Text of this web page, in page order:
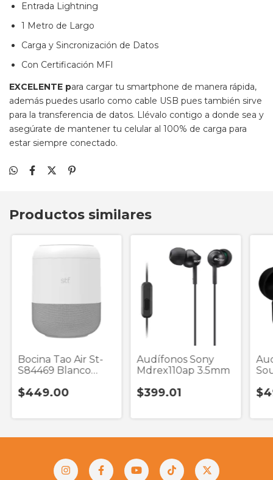
Entrada Lightning
1 Metro de Largo
Carga y Sincronización de Datos
Con Certificación MFI
EXCELENTE para cargar tu smartphone de manera rápida,
además puedes usarlo como cable USB pues también sirve
para la transferencia de datos. Llévalo contigo a donde sea y
asegúrate de mantener tu celular al 100% de carga para
estar siempre conectado.
Productos similares
Bocina Tao Air St-
S84469 Blanco
$449.00
Audífonos Sony
Mdrex110ap 3.5mm
$399.01